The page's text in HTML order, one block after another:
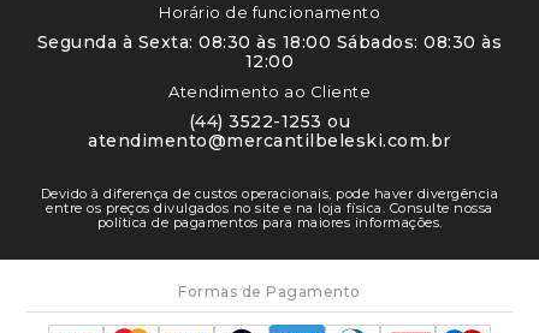
Horário de funcionamento
Segunda à Sexta: 08:30 às 18:00 Sábados: 08:30 às
12:00
Atendimento ao Cliente
(44) 3522-1253 ou
atendimento@mercantilbeleski.com.br
Devido à diferença de custos operacionais, pode haver divergência
entre os preços divulgados no site e na loja física. Consulte nossa
política de pagamentos para maiores informações.
Formas de Pagamento